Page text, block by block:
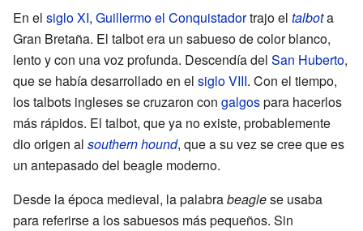
En el siglo XI, Guillermo el Conquistadortrajo el talbota
Gran Bretaña. El talbot era un sabueso de color blanco,
lento y con una voz profunda. Descendía del San Huberto,
que se había desarrollado en el siglo VIII. Con el tiempo,
los talbots ingleses se cruzaron con galgospara hacerlos
más rápidos. El talbot, que ya no existe, probablemente
dio origen al southern hound, que a su vez se cree que es
un antepasado del beagle moderno.
Desde la época medieval, la palabrabeaglese usaba
para referirse a los sabuesos más pequeños. Sin